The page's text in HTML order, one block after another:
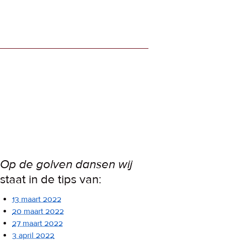
Op de golven dansen wij
staat in de tips van:
13 maart 2022
20 maart 2022
27 maart 2022
3 april 2022